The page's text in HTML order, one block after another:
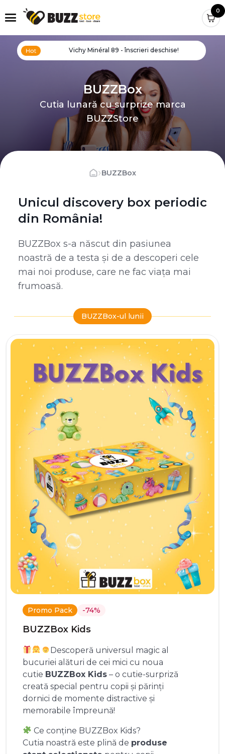
0
Vichy Minéral 89 - înscrieri deschise!
BUZZBox
Cutia lunară cu surprize marca
BUZZStore
›BUZZBox
Unicul discovery box periodic
din România!
BUZZBox s-a născut din pasiunea
noastră de a testa și de a descoperi cele
mai noi produse, care ne fac viața mai
frumoasă.
BUZZBox-ul lunii
Promo Pack -74%
BUZZBox Kids
Descoperă universul magic al
bucuriei alături de cei mici cu noua
cutie BUZZBox Kids – o cutie-surpriză
creată special pentru copii și părinți
dornici de momente distractive și
memorabile împreună!
Ce conține BUZZBox Kids?
Cutia noastră este plină de produse